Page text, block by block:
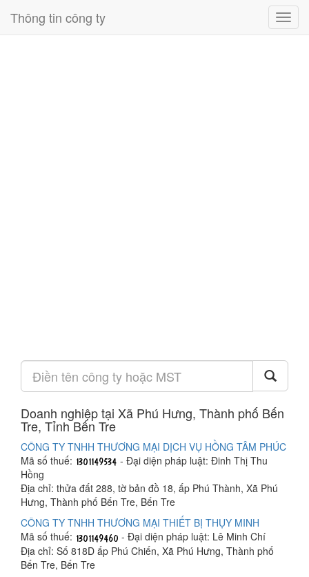
Thông tin công ty
Doanh nghiệp tại Xã Phú Hưng, Thành phố Bến
Tre, Tỉnh Bến Tre
CÔNG TY TNHH THƯƠNG MẠI DỊCH VỤ HỒNG TÂM PHÚC
Mã số thuế:
- Đại diện pháp luật: Đinh Thị Thu
Hồng
Địa chỉ: thửa đất 288, tờ bản đồ 18, ấp Phú Thành, Xã Phú
Hưng, Thành phố Bến Tre, Bến Tre
CÔNG TY TNHH THƯƠNG MẠI THIẾT BỊ THỤY MINH
Mã số thuế:
- Đại diện pháp luật: Lê Minh Chí
Địa chỉ: Số 818D ấp Phú Chiến, Xã Phú Hưng, Thành phố
Bến Tre, Bến Tre